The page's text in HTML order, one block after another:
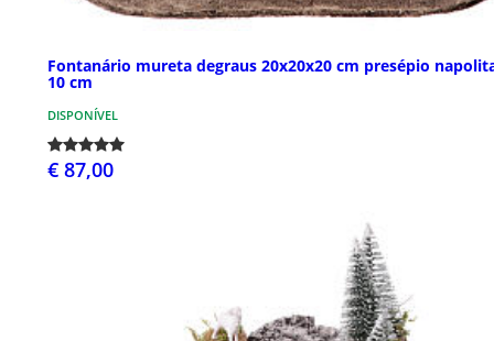
Fontanário mureta degraus 20x20x20 cm presépio
10 cm
DISPONÍVEL
€ 87,00